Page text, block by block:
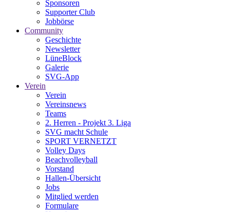
Sponsoren
Supporter Club
Jobbörse
Community
Geschichte
Newsletter
LüneBlock
Galerie
SVG-App
Verein
Verein
Vereinsnews
Teams
2. Herren - Projekt 3. Liga
SVG macht Schule
SPORT VERNETZT
Volley Days
Beachvolleyball
Vorstand
Hallen-Übersicht
Jobs
Mitglied werden
Formulare